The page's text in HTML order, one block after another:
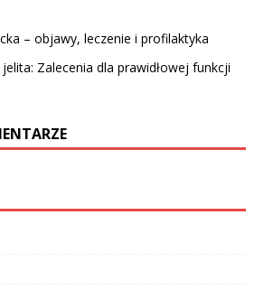
– objawy, leczenie i profilaktyka
Zalecenia dla prawidłowej funkcji